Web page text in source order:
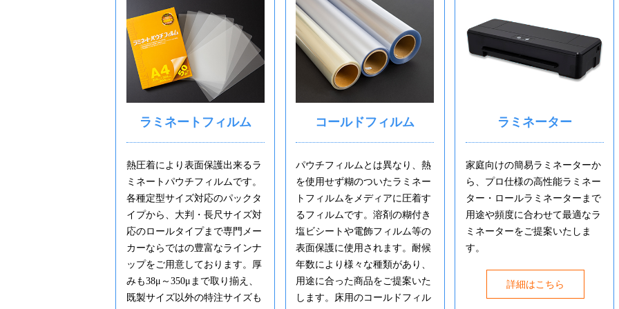
ラミネートフィルム
熱圧着により表面保護出来るラ
ミネートパウチフィルムです。
各種定型サイズ対応のパックタ
イプから、大判・長尺サイズ対
応のロールタイプまで専門メー
カーならではの豊富なラインナ
ップをご用意しております。厚
みも38μ～350μまで取り揃え、
既製サイズ以外の特注サイズも
コールドフィルム
パウチフィルムとは異なり、熱
を使用せず糊のついたラミネー
トフィルムをメディアに圧着す
るフィルムです。溶剤の糊付き
塩ビシートや電飾フィルム等の
表面保護に使用されます。耐候
年数により様々な種類があり、
用途に合った商品をご提案いた
します。床用のコールドフィル
ラミネーター
家庭向けの簡易ラミネーターか
ら、プロ仕様の高性能ラミネー
ター・ロールラミネーターまで
用途や頻度に合わせて最適なラ
ミネーターをご提案いたしま
す。
詳細はこちら